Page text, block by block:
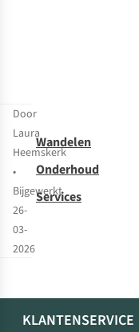
Wandelen
Onderhoud
Services
Door
Laura
Heemskerk
•
Bijgewerkt
26-
03-
2026
KLANTENSERVICE